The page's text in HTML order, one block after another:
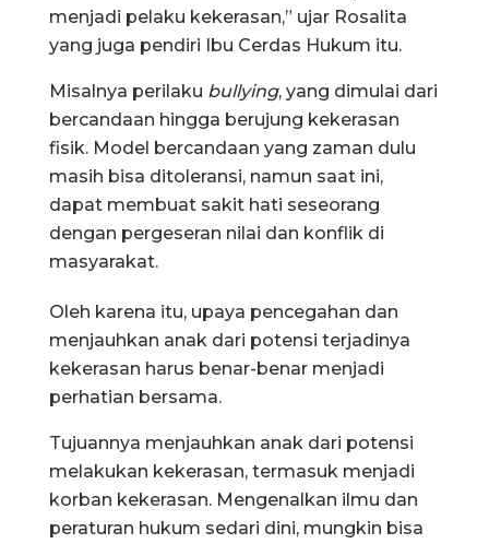
menjadi pelaku kekerasan,” ujar Rosalita
yang juga pendiri Ibu Cerdas Hukum itu.
Misalnya perilaku bullying, yang dimulai dari
bercandaan hingga berujung kekerasan
fisik. Model bercandaan yang zaman dulu
masih bisa ditoleransi, namun saat ini,
dapat membuat sakit hati seseorang
dengan pergeseran nilai dan konflik di
masyarakat.
Oleh karena itu, upaya pencegahan dan
menjauhkan anak dari potensi terjadinya
kekerasan harus benar-benar menjadi
perhatian bersama.
Tujuannya menjauhkan anak dari potensi
melakukan kekerasan, termasuk menjadi
korban kekerasan. Mengenalkan ilmu dan
peraturan hukum sedari dini, mungkin bisa